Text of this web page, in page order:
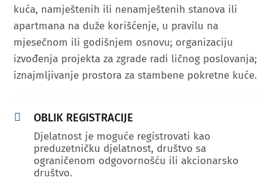
kuća, namještenih ili nenamještenih stanova ili
apartmana na duže korišćenje, u pravilu na
mjesečnom ili godišnjem osnovu; organizaciju
izvođenja projekta za zgrade radi ličnog poslovanja;
iznajmljivanje prostora za stambene pokretne kuće.
 OBLIK REGISTRACIJE
Djelatnost je moguće registrovati kao
preduzetničku djelatnost, društvo sa
ograničenom odgovornošću ili akcionarsko
društvo.